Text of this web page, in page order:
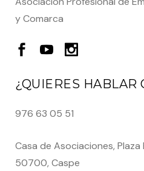
y Comarca
¿QUIERES HABLAR
976 63 05 51
Casa de Asociaciones, Plaza
50700, Caspe